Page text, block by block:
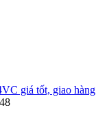
giá tốt, giao hàng